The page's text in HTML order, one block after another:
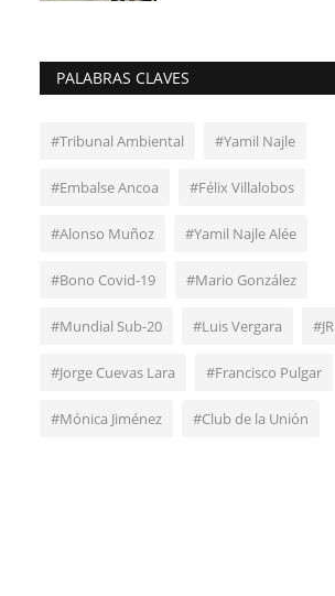
PALABRAS CLAVES
#Tribunal Ambiental #Yamil Najle
#Embalse Ancoa #Félix Villalobos
#Alonso Muñoz #Yamil Najle Alée
#Bono Covid-19 #Mario González
#Mundial Sub-20 #Luis Vergara #JR
#Jorge Cuevas Lara #Francisco Pulgar
#Mónica Jiménez #Club de la Unión